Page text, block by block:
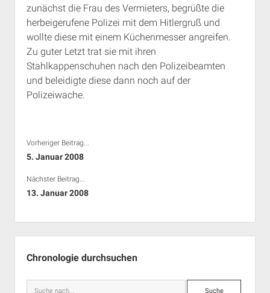
Rechte Termine München
Über a.i.d.a.
RSS-Feeds, Twitter & Facebook
Bibliothek
Kontakt & PGP-Key
zunächst die Frau des Vermieters, begrüßte die
herbeigerufene Polizei mit dem Hitlergruß und
wollte diese mit einem Küchenmesser angreifen.
Zu guter Letzt trat sie mit ihren
Stahlkappenschuhen nach den Polizeibeamten
und beleidigte diese dann noch auf der
Polizeiwache.
Vorheriger Beitrag...
5. Januar 2008
Nächster Beitrag...
13. Januar 2008
Chronologie durchsuchen
Suche